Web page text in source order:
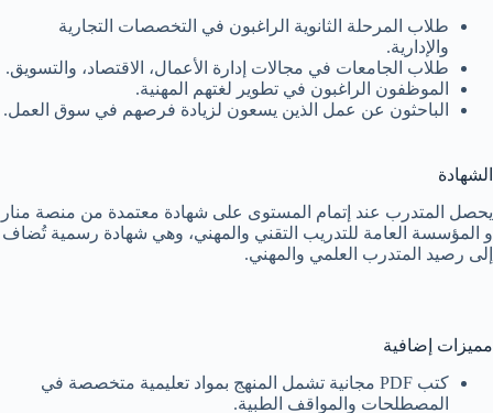
طلاب المرحلة الثانوية الراغبون في التخصصات التجارية
والإدارية.
طلاب الجامعات في مجالات إدارة الأعمال، الاقتصاد، والتسويق.
الموظفون الراغبون في تطوير لغتهم المهنية.
الباحثون عن عمل الذين يسعون لزيادة فرصهم في سوق العمل.
الشهادة
يحصل المتدرب عند إتمام المستوى على شهادة معتمدة من منصة منار
و المؤسسة العامة للتدريب التقني والمهني، وهي شهادة رسمية تُضاف
إلى رصيد المتدرب العلمي والمهني.
مميزات إضافية
كتب PDF مجانية تشمل المنهج بمواد تعليمية متخصصة في
المصطلحات والمواقف الطبية.